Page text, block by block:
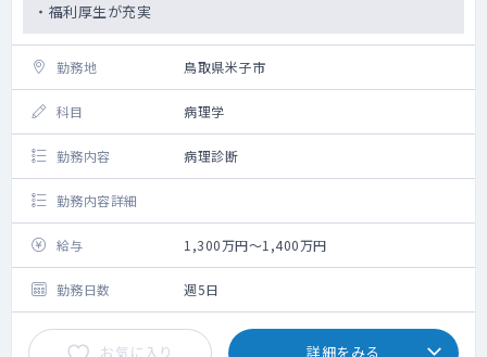
・福利厚生が充実
勤務地 鳥取県米子市
科目 病理学
勤務内容 病理診断
勤務内容詳細
給与 1,300万円～1,400万円
勤務日数 週5日
お気に入り 詳細をみる